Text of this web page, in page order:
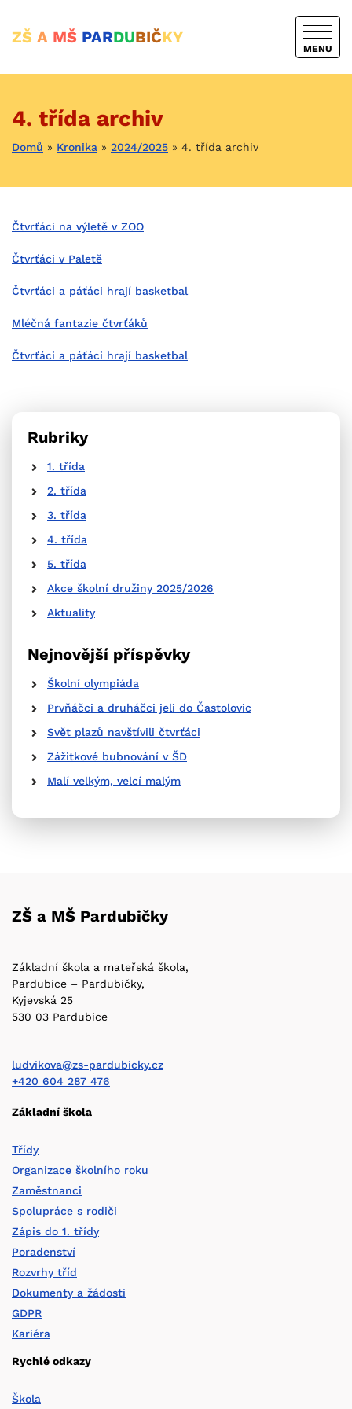
ZŠ A MŠ PARDUBIČKY
MENU
4. třída archiv
Domů » Kronika » 2024/2025 » 4. třída archiv
Čtvrťáci na výletě v ZOO
Čtvrťáci v Paletě
Čtvrťáci a páťáci hrají basketbal
Mléčná fantazie čtvrťáků
Čtvrťáci a páťáci hrají basketbal
Rubriky
1. třída
2. třída
3. třída
4. třída
5. třída
Akce školní družiny 2025/2026
Aktuality
Nejnovější příspěvky
Školní olympiáda
Prvňáčci a druháčci jeli do Častolovic
Svět plazů navštívili čtvrťáci
Zážitkové bubnování v ŠD
Malí velkým, velcí malým
ZŠ a MŠ Pardubičky
Základní škola a mateřská škola,
Pardubice – Pardubičky,
Kyjevská 25
530 03 Pardubice
ludvikova@zs-pardubicky.cz
+420 604 287 476
Základní škola
Třídy
Organizace školního roku
Zaměstnanci
Spolupráce s rodiči
Zápis do 1. třídy
Poradenství
Rozvrhy tříd
Dokumenty a žádosti
GDPR
Kariéra
Rychlé odkazy
Škola